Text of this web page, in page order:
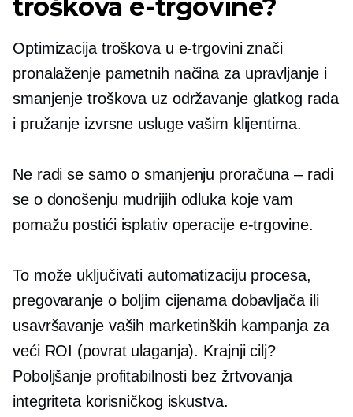
troškova e-trgovine?
Optimizacija troškova u e-trgovini znači
pronalaženje pametnih načina za upravljanje i
smanjenje troškova uz održavanje glatkog rada
i pružanje izvrsne usluge vašim klijentima.
Ne radi se samo o smanjenju proračuna – radi
se o donošenju mudrijih odluka koje vam
pomažu postići isplativoperacije e-trgovine.
To može uključivati ​​automatizaciju procesa,
pregovaranje o boljim cijenama dobavljača ili
usavršavanje vaših marketinških kampanja za
veći ROI (povrat ulaganja). Krajnji cilj?
Poboljšanje profitabilnosti bez žrtvovanja
integriteta korisničkog iskustva.